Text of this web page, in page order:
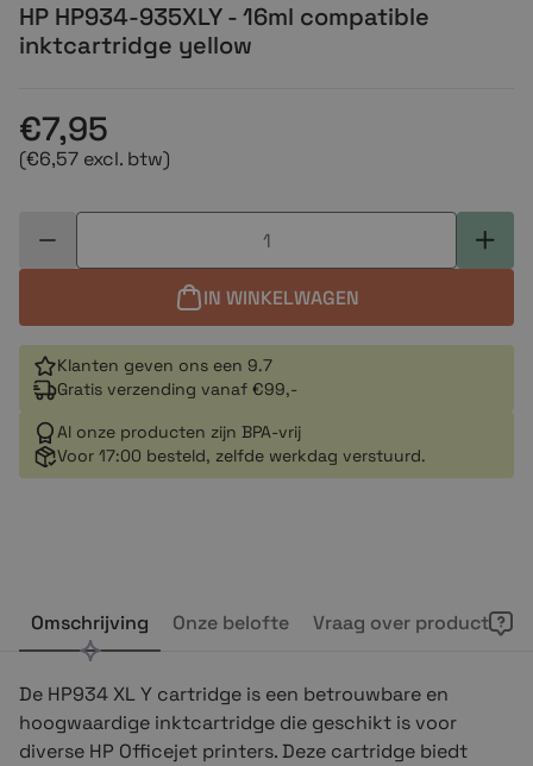
HP HP934-935XLY - 16ml compatible
inktcartridge yellow
€7,95
(€6,57 excl. btw)
IN WINKELWAGEN
Klanten geven ons een 9.7
Gratis verzending vanaf €99,-
Al onze producten zijn BPA-vrij
Voor 17:00 besteld, zelfde werkdag verstuurd.
Omschrijving Onze belofte Vraag over product
De HP934 XL Y cartridge is een betrouwbare en
hoogwaardige inktcartridge die geschikt is voor
diverse HP Officejet printers. Deze cartridge biedt